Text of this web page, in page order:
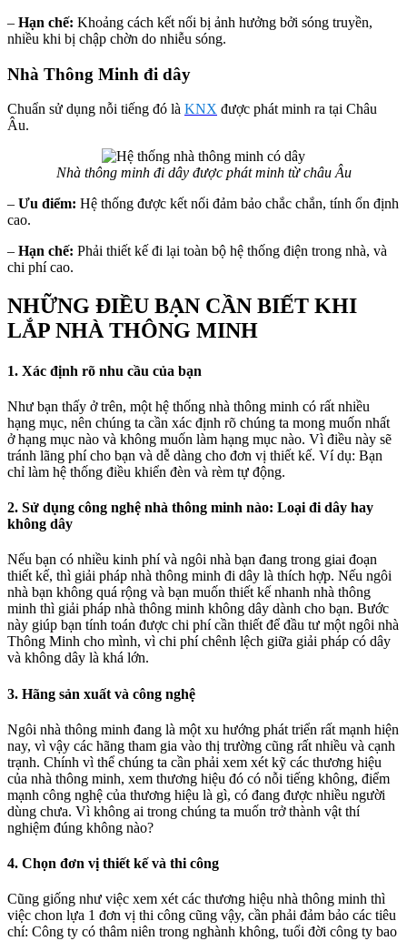
– Hạn chế: Khoảng cách kết nối bị ảnh hưởng bởi sóng truyền,
nhiều khi bị chập chờn do nhiễu sóng.
Nhà Thông Minh đi dây
Chuẩn sử dụng nỗi tiếng đó là KNX được phát minh ra tại Châu
Âu.
Nhà thông minh đi dây được phát minh từ châu Âu
– Ưu điểm: Hệ thống được kết nối đảm bảo chắc chắn, tính ổn định
cao.
– Hạn chế: Phải thiết kế đi lại toàn bộ hệ thống điện trong nhà, và
chi phí cao.
NHỮNG ĐIỀU BẠN CẦN BIẾT KHI
LẮP NHÀ THÔNG MINH
1. Xác định rõ nhu cầu của bạn
Như bạn thấy ở trên, một hệ thống nhà thông minh có rất nhiều
hạng mục, nên chúng ta cần xác định rõ chúng ta mong muốn nhất
ở hạng mục nào và không muốn làm hạng mục nào. Vì điều này sẽ
tránh lãng phí cho bạn và dễ dàng cho đơn vị thiết kế. Ví dụ: Bạn
chỉ làm hệ thống điều khiển đèn và rèm tự động.
2. Sử dụng công nghệ nhà thông minh nào: Loại đi dây hay
không dây
Nếu bạn có nhiều kinh phí và ngôi nhà bạn đang trong giai đoạn
thiết kế, thì giải pháp nhà thông minh đi dây là thích hợp. Nếu ngôi
nhà bạn không quá rộng và bạn muốn thiết kế nhanh nhà thông
minh thì giải pháp nhà thông minh không dây dành cho bạn. Bước
này giúp bạn tính toán được chi phí cần thiết để đầu tư một ngôi nhà
Thông Minh cho mình, vì chi phí chênh lệch giữa giải pháp có dây
và không dây là khá lớn.
3. Hãng sản xuất và công nghệ
Ngôi nhà thông minh đang là một xu hướng phát triển rất mạnh hiện
nay, vì vậy các hãng tham gia vào thị trường cũng rất nhiều và cạnh
trạnh. Chính vì thể chúng ta cần phải xem xét kỹ các thương hiệu
của nhà thông minh, xem thương hiệu đó có nỗi tiếng không, điểm
mạnh công nghệ của thương hiệu là gì, có đang được nhiều người
dùng chưa. Vì không ai trong chúng ta muốn trở thành vật thí
nghiệm đúng không nào?
4. Chọn đơn vị thiết kế và thi công
Cũng giống như việc xem xét các thương hiệu nhà thông minh thì
việc chon lựa 1 đơn vị thi công cũng vậy, cần phải đảm bảo các tiêu
chí: Công ty có thâm niên trong nghành không, tuổi đời công ty bao